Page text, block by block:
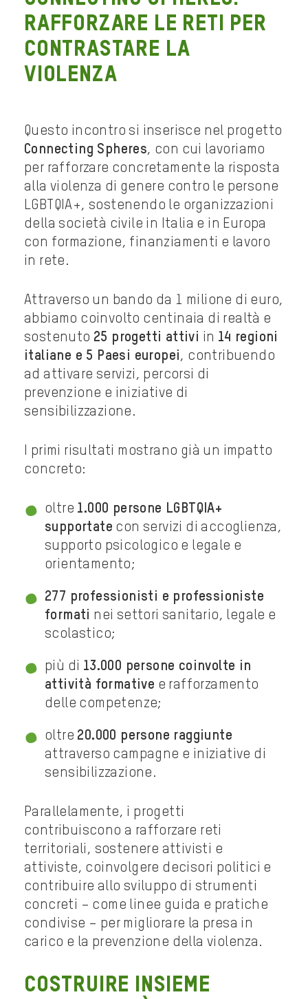
RAFFORZARE LE RETI PER
CONTRASTARE LA
VIOLENZA
Questo incontro si inserisce nel progetto
Connecting Spheres, con cui lavoriamo
per rafforzare concretamente la risposta
alla violenza di genere contro le persone
LGBTQIA+, sostenendo le organizzazioni
della società civile in Italia e in Europa
con formazione, finanziamenti e lavoro
in rete.
Attraverso un bando da 1 milione di euro,
abbiamo coinvolto centinaia di realtà e
sostenuto 25 progetti attivi in 14 regioni
italiane e 5 Paesi europei, contribuendo
ad attivare servizi, percorsi di
prevenzione e iniziative di
sensibilizzazione.
I primi risultati mostrano già un impatto
concreto:
oltre 1.000 persone LGBTQIA+
supportate con servizi di accoglienza,
supporto psicologico e legale e
orientamento;
277 professionisti e professioniste
formati nei settori sanitario, legale e
scolastico;
più di 13.000 persone coinvolte in
attività formative e rafforzamento
delle competenze;
oltre 20.000 persone raggiunte
attraverso campagne e iniziative di
sensibilizzazione.
Parallelamente, i progetti
contribuiscono a rafforzare reti
territoriali, sostenere attivisti e
attiviste, coinvolgere decisori politici e
contribuire allo sviluppo di strumenti
concreti – come linee guida e pratiche
condivise – per migliorare la presa in
carico e la prevenzione della violenza.
COSTRUIRE INSIEME